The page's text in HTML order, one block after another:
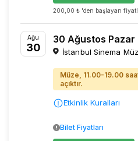
200,00 ₺ 'den başlayan
Ağu
30
30 Ağustos Pazar
İstanbul Sinema
Müze, 11.00-19.00
açıktır.
Etkinlik Kuralları
Bilet Fiyatları